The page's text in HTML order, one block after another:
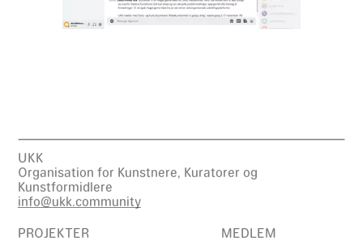
UKK
Organisation for Kunstnere, Kuratorer og
Kunstformidlere
info@ukk.community
PROJEKTER
MEDLEM